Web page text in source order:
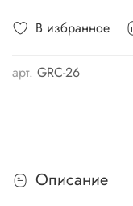
В избранное
арт. GRC-26
Описание